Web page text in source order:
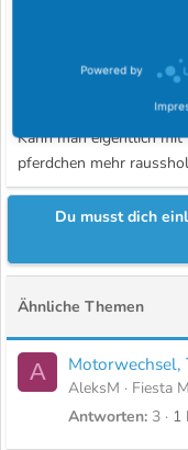
und so teuer sind die ja
Mach jetzt aber zuerst
Kann man eigentlich
pferdchen mehr
Du musst dich
Ähnliche Themen
A Motorwechsel,
AleksM
Fiesta
Antworten 3 1
Powered by